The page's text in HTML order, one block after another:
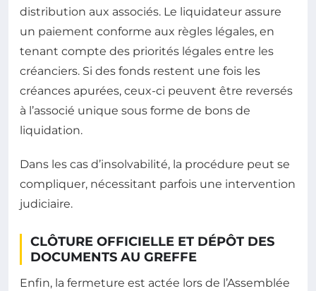
distribution aux associés. Le liquidateur assure
un paiement conforme aux règles légales, en
tenant compte des priorités légales entre les
créanciers. Si des fonds restent une fois les
créances apurées, ceux-ci peuvent être reversés
à l’associé unique sous forme de bons de
liquidation.
Dans les cas d’insolvabilité, la procédure peut se
compliquer, nécessitant parfois une intervention
judiciaire.
CLÔTURE OFFICIELLE ET DÉPÔT DES
DOCUMENTS AU GREFFE
Enfin, la fermeture est actée lors de l’Assemblée